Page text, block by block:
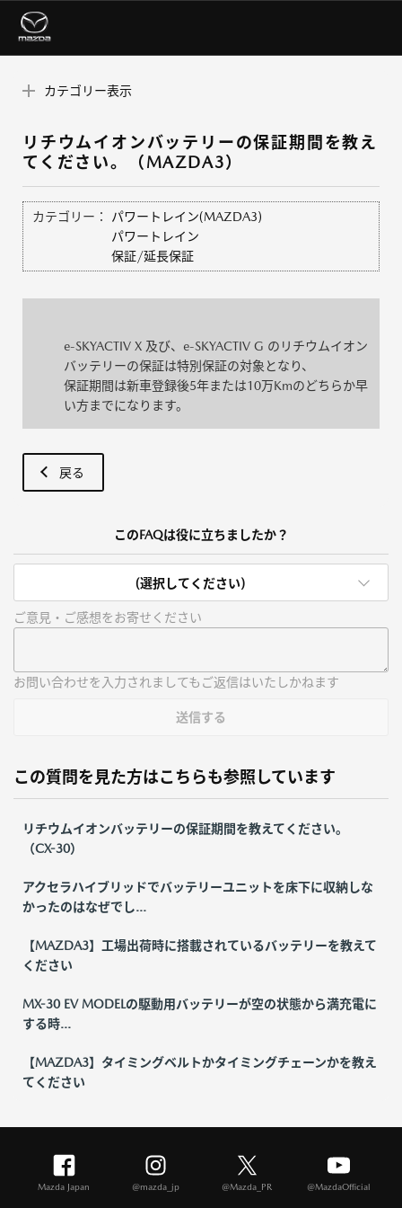
カテゴリー表示
リチウムイオンバッテリーの保証期間を教え
てください。（MAZDA3）
カテゴリー：
パワートレイン(MAZDA3)
パワートレイン
保証/延長保証
e-SKYACTIV X 及び、e-SKYACTIV G のリチウムイオン
バッテリーの保証は特別保証の対象となり、
保証期間は新車登録後5年または10万Kmのどちらか早
い方までになります。
戻る
このFAQは役に立ちましたか？
(選択してください)
ご意見・ご感想をお寄せください
お問い合わせを入力されましてもご返信はいたしかねます
送信する
この質問を見た方はこちらも参照しています
リチウムイオンバッテリーの保証期間を教えてください。
（CX-30）
アクセラハイブリッドでバッテリーユニットを床下に収納しな
かったのはなぜでし...
【MAZDA3】工場出荷時に搭載されているバッテリーを教えて
ください
MX-30 EV MODELの駆動用バッテリーが空の状態から満充電に
する時...
【MAZDA3】タイミングベルトかタイミングチェーンかを教え
てください
Mazda Japan @mazda_jp @Mazda_PR @MazdaOfficial